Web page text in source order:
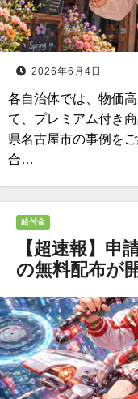
2026年6月4日
各自治体では、物価
て、プレミアム付き
県名古屋市の事例を
合…
給付金
【超速報】申
の無料配布が